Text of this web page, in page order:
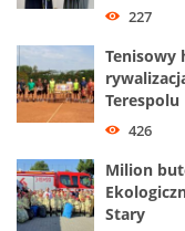
227
Tenisowy
Terespolu
426
Milion
Stary